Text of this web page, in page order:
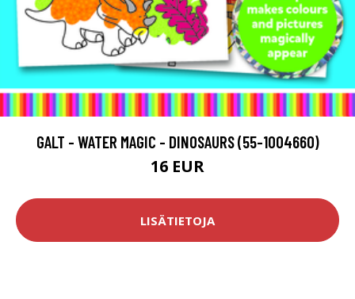
GALT - WATER MAGIC - DINOSAURS (55-1004660)
16 EUR
LISÄTIETOJA